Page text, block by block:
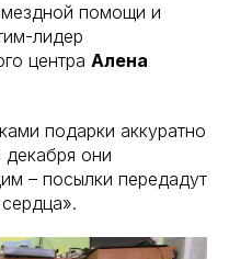
помощи и
лидер
центра Алена
подарки аккуратно
они
– посылки передадут